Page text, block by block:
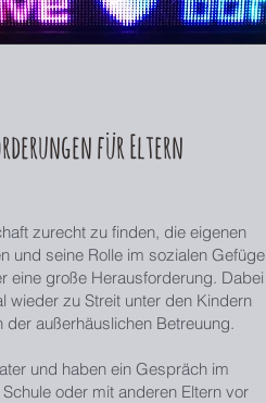
für Eltern
zurecht zu finden, die eigenen
und seine Rolle im sozialen Gefüge
eine große Herausforderung. Dabei
wieder zu Streit unter den Kindern
der außerhäuslichen Betreuung.
und haben ein Gespräch im
oder mit anderen Eltern vor